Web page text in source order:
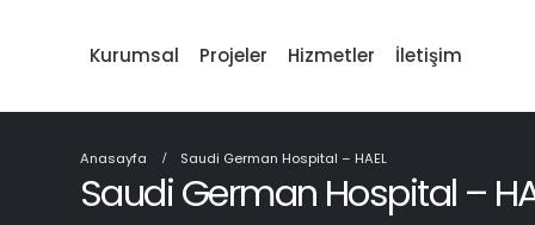
Kurumsal Projeler Hizmetler İletişim
Anasayfa Saudi German Hospital – HAEL
Saudi German Hospital –